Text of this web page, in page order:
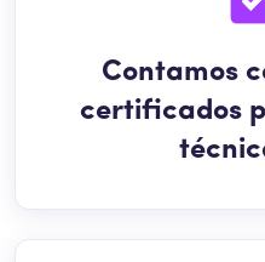
Contamos
certificados